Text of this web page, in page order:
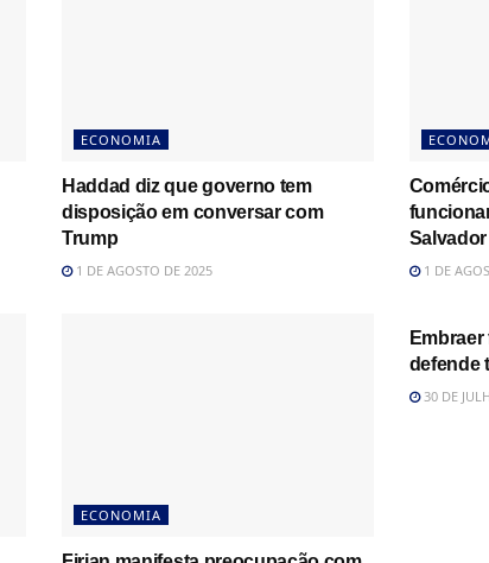
ECONOMIA
Haddad diz que governo tem
disposição em conversar com
Trump
1 DE AGOSTO DE 2025
Salvador
1 DE
ECONOMIA
defende
30 DE